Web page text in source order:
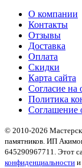
О компании
Контакты
Отзывы
Доставка
Оплата
Скидки
Карта сайта
Согласие на
Политика
Соглашение
© 2010-2026
памятников. ИП
645290967711. Этот
конфиденциальности и